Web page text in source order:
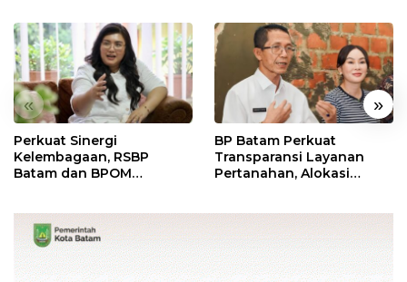
« »
Perkuat Sinergi
Kelembagaan, RSBP
Batam dan BPOM
BP Batam Perkuat
Transparansi Layanan
Pertanahan, Alokasi